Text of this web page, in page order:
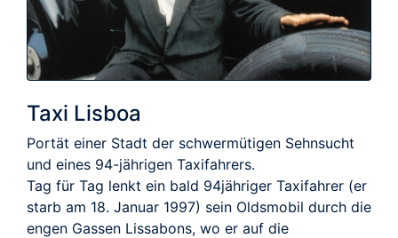
Taxi Lisboa
Portät einer Stadt der schwermütigen Sehnsucht
und eines 94-jährigen Taxifahrers.
Tag für Tag lenkt ein bald 94jähriger Taxifahrer (er
starb am 18. Januar 1997) sein Oldsmobil durch die
engen Gassen Lissabons, wo er auf die